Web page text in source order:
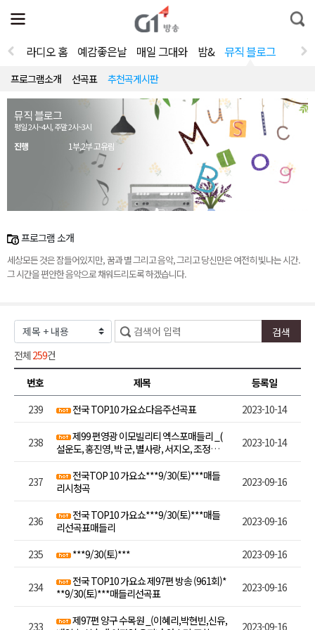
전
체
뉴
열
통
합
라디오 홈 예감좋은날 매일 그대와 밤& 뮤직 블로그
프로그램소개 선곡표 추천곡게시판
뮤직 블로그
평일 2시~4시, 주말 2시~3시
진행 1부,2부 고유림
프로그램 소개
세상모든 것은 잠들어있지만, 꿈과 별 그리고 음악, 그리고 당신만은 여전히 빛나는 시간.
그 시간을 편안한 음악으로 채워드리도록 하겠습니다.
전체 259건
번호
제목
등록일
239
전국 TOP10 가요쇼다음주선곡표 2023-10-14
238
제99 편영광 이모빌리티 엑스포매들리 _(
설운도, 홍진영, 박 군, 별사랑, 서지오, 조정민,
2023-10-14
237
전국TOP 10 가요쇼***9/30(토)***매들
리시청곡
2023-09-16
236
전국 TOP10 가요쇼***9/30(토)***매들
리선곡표매들리
2023-09-16
235 ***9/30(토)*** 2023-09-16
234
전국 TOP10 가요쇼 제97편 방송 (961회)*
**9/30(토)***매들리선곡표
2023-09-16
233
제97편 양구 수목원 _(이혜리,박현빈,신유,
2023-09-16